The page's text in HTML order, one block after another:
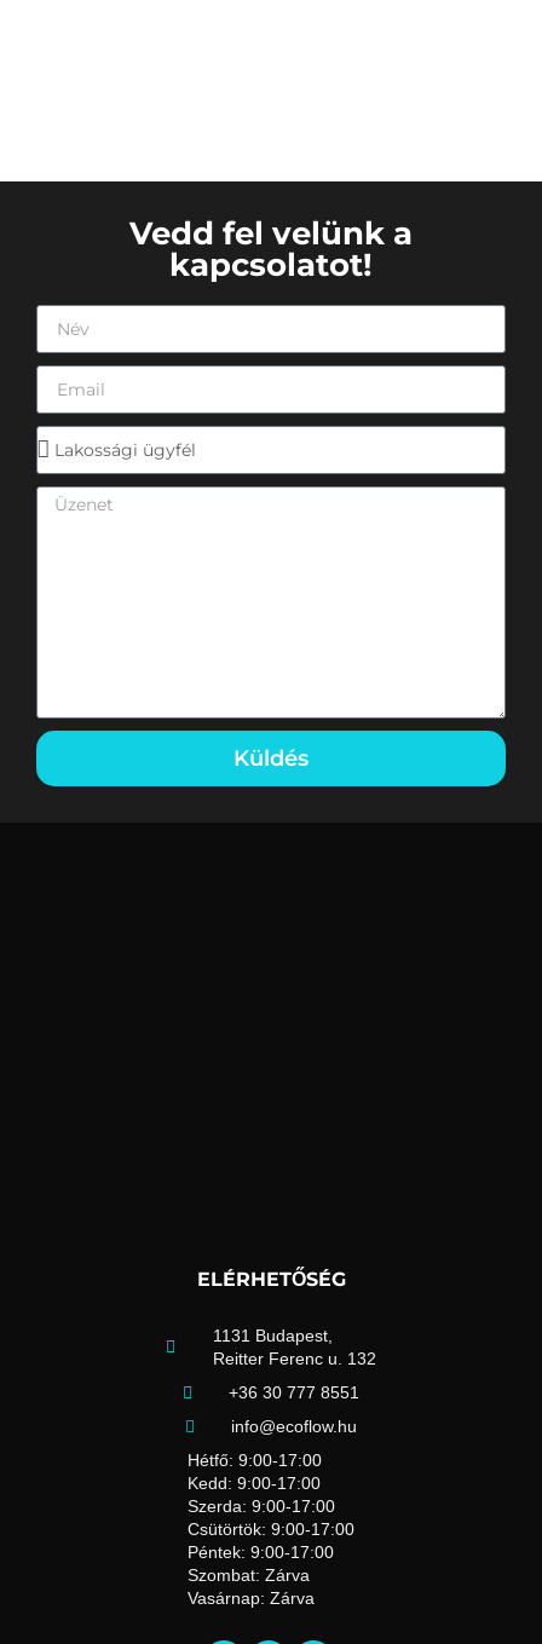
Vedd fel velünk a
kapcsolatot!
Küldés
ELÉRHETŐSÉG
1131 Budapest,
Reitter Ferenc u. 132
+36 30 777 8551
info@ecoflow.hu
Hétfő: 9:00-17:00
Kedd: 9:00-17:00
Szerda: 9:00-17:00
Csütörtök: 9:00-17:00
Péntek: 9:00-17:00
Szombat: Zárva
Vasárnap: Zárva